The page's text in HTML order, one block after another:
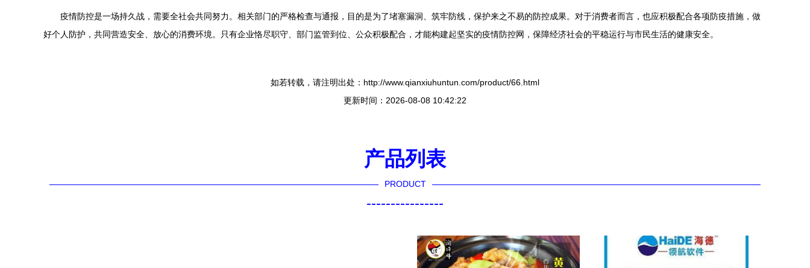
疫情防控是一场持久战，需要全社会共同努力。相关部门的严格检查与通报，目的是为了堵塞漏洞、筑牢防线，保护来之不易的防控成果。对于消费者而言，也应积极配合各项防疫措施，做
好个人防护，共同营造安全、放心的消费环境。只有企业恪尽职守、部门监管到位、公众积极配合，才能构建起坚实的疫情防控网，保障经济社会的平稳运行与市民生活的健康安全。
如若转载，请注明出处：http://www.qianxiuhuntun.com/product/66.html
更新时间：2026-08-08 10:42:22
产品列表
PRODUCT
----------------